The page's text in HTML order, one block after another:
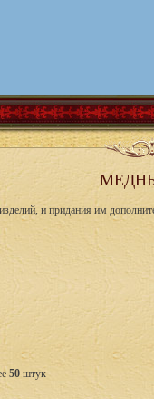
и придания им
50 штук